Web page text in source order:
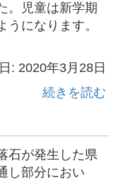
。児童は新学期
になります。
: 2020年3月28日
続きを読む
石が発生した県
し部分におい